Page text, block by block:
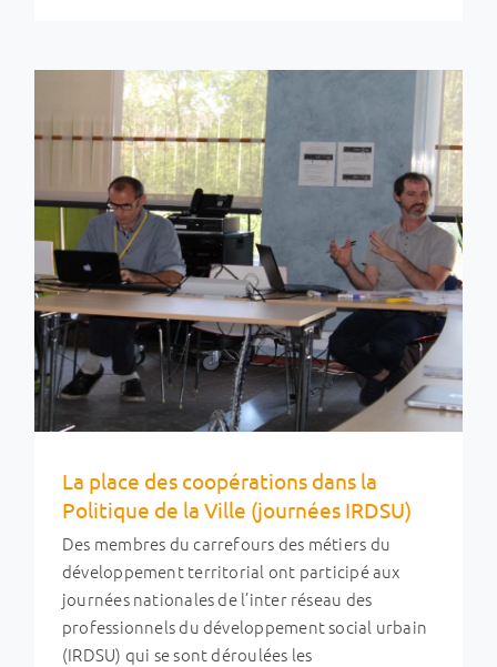
La place des coopérations dans la
Politique de la Ville (journées IRDSU)
Des membres du carrefours des métiers du
développement territorial ont participé aux
journées nationales de l’inter réseau des
professionnels du développement social urbain
(IRDSU) qui se sont déroulées les
Rapport de l’AITEC : “Collectivités
locales, reprendre la main, c’est possible
!”
Evénements & RDV des réseaux Ingénierie et métiers